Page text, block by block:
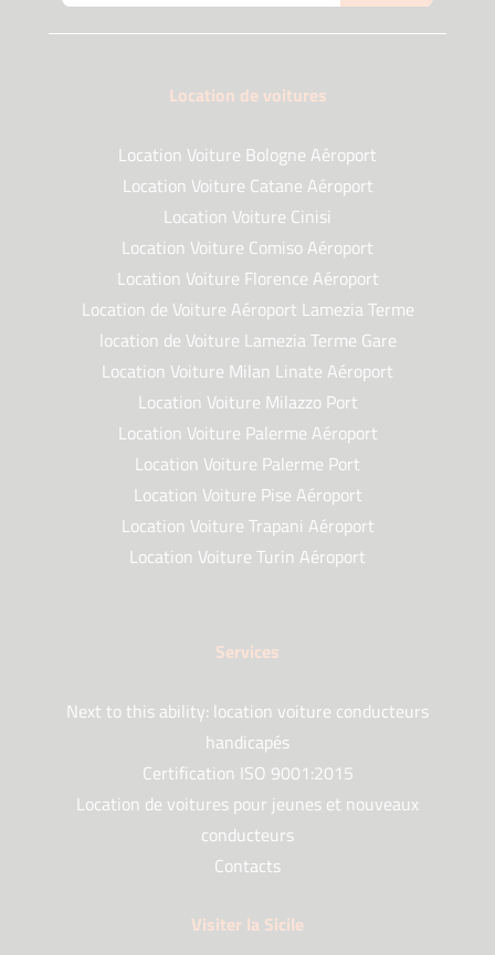
Location de voitures
Location Voiture Bologne Aéroport
Location Voiture Catane Aéroport
Location Voiture Cinisi
Location Voiture Comiso Aéroport
Location Voiture Florence Aéroport
Location de Voiture Aéroport Lamezia Terme
location de Voiture Lamezia Terme Gare
Location Voiture Milan Linate Aéroport
Location Voiture Milazzo Port
Location Voiture Palerme Aéroport
Location Voiture Palerme Port
Location Voiture Pise Aéroport
Location Voiture Trapani Aéroport
Location Voiture Turin Aéroport
Services
Next to this ability: location voiture conducteurs
handicapés
Certification ISO 9001:2015
Location de voitures pour jeunes et nouveaux
conducteurs
Contacts
Visiter la Sicile